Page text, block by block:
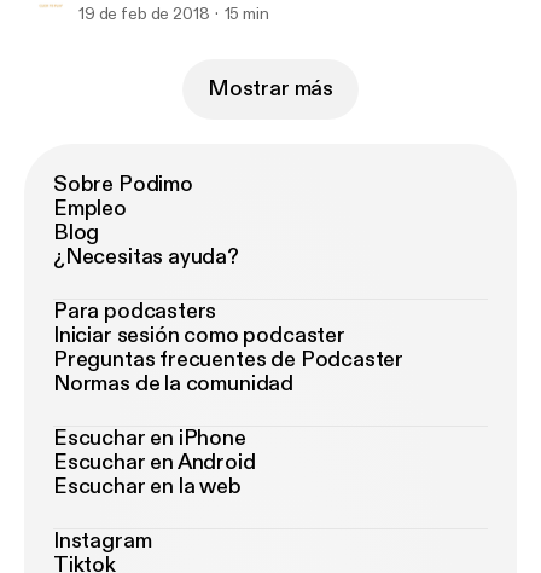
19 de feb de 2018 15 min
Mostrar más
Sobre Podimo
Empleo
Blog
¿Necesitas ayuda?
Para podcasters
Iniciar sesión como podcaster
Preguntas frecuentes de Podcaster
Normas de la comunidad
Escuchar en iPhone
Escuchar en Android
Escuchar en la web
Instagram
Tiktok